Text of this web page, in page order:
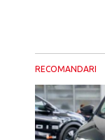
RECOMANDARI